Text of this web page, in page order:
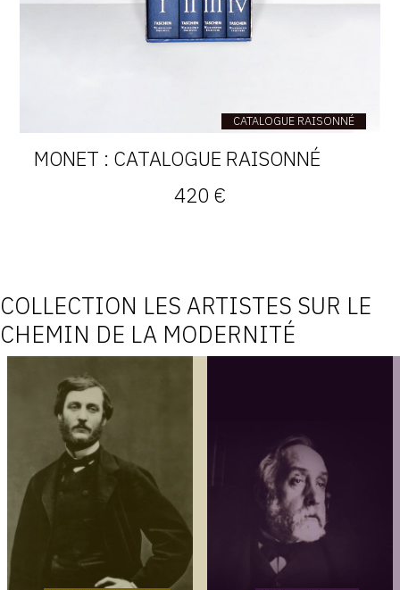
CATALOGUE RAISONNÉ
MONET : CATALOGUE RAISONNÉ
420 €
COLLECTION LES ARTISTES SUR LE
CHEMIN DE LA MODERNITÉ